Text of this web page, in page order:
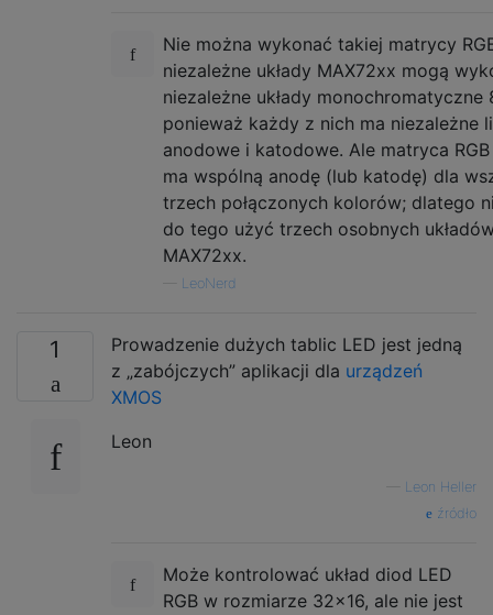
Nie można wykonać takiej matrycy
niezależne układy MAX72xx mogą
niezależne układy monochromatyczne
ponieważ każdy z nich ma niezależne
anodowe i katodowe. Ale matryca
ma wspólną anodę (lub katodę) dla
trzech połączonych kolorów; dlatego
do tego użyć trzech osobnych
MAX72xx.
LeoNerd
1
Prowadzenie dużych tablic LED jest jedną
z „zabójczych” aplikacji dla urządzeń
XMOS
Leon
Leon Heller
źródło
Może kontrolować układ diod LED
RGB w rozmiarze 32x16, ale nie jest